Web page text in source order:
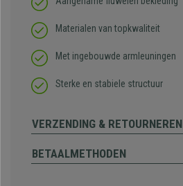
Materialen van topkwaliteit
Met ingebouwde armleuningen
Sterke en stabiele structuur
VERZENDING & RETOURNEREN
BETAALMETHODEN